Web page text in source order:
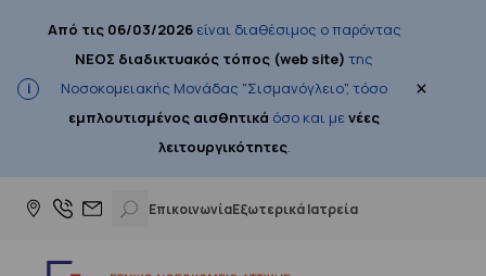
Από τις 06/03/2026είναι διαθέσιμος ο παρόντας
ΝΕΟΣ διαδικτυακός τόπος (web site) της
Νοσοκομειακής Μονάδας "Σισμανόγλειο", τόσο
εμπλουτισμένος αισθητικά όσο και μενέες
λειτουργικότητες.
×
ΕπικοινωνίαΕξωτερικά Ιατρεία